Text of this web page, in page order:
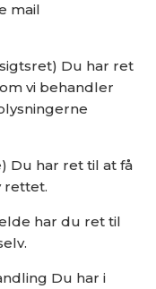
mail
Du har ret
vi behandler
Du har ret til at få
rettet.
har du ret til
Du har i